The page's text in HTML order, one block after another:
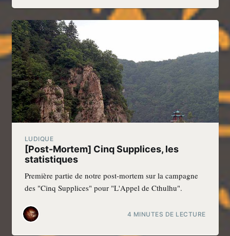
LUDIQUE
[Post-Mortem] Cinq Supplices, les
statistiques
Première partie de notre post-mortem sur la campagne
des "Cinq Supplices" pour "L'Appel de Cthulhu".
4 MINUTES DE LECTURE